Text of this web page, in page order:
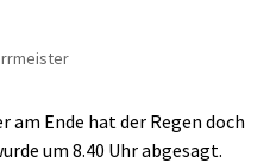
am Ende hat der Regen doch
um 8.40 Uhr abgesagt.